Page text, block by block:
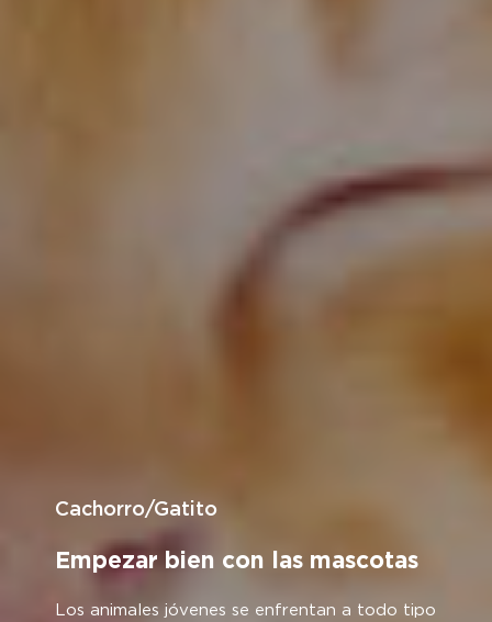
Cachorro/Gatito
Empezar bien con las mascotas
Los animales jóvenes se enfrentan a todo tipo